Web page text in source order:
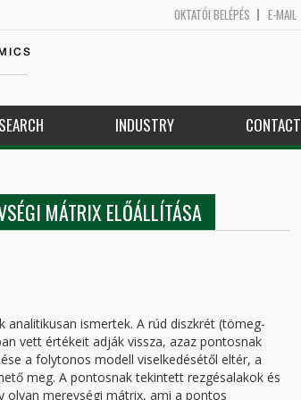
OKTATÓI BELÉPÉS E-MAIL
INDUSTRY CONTACT
MÁTRIX ELŐÁLLÍTÁSA
ismertek. A rúd diszkrét (tömeg-
vett értékeit adják vissza, azaz pontosnak
a folytonos modell viselkedésétől eltér, a
meg. A pontosnak tekintett rezgésalakok és
merevségi mátrix, ami a pontos